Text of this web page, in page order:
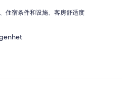
住宿条件和设施、客房舒适度